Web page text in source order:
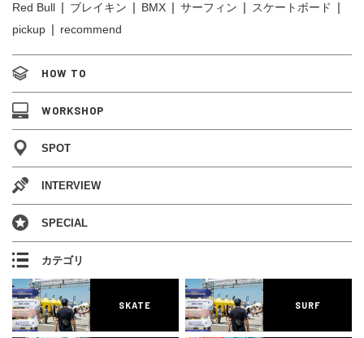
Red Bull
ブレイキン BMX サーフィン
スケートボード
pickup
recommend
HOW TO
WORKSHOP
SPOT
INTERVIEW
SPECIAL
カテゴリ
SKATE SURF